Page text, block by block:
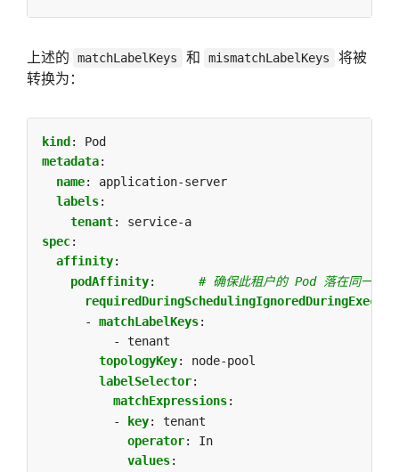
上述的 matchLabelKeys 和 mismatchLabelKeys
将被
转换为：
kind :
Pod
metadata:
name:
application-server
labels:
tenant:
service-a
spec:
affinity:
podAffinity:
# 确保此租户的 Pod 落在同一节
- matchLabelKeys:
- tenant
topologyKey:
node-pool
labelSelector:
matchExpressions:
- key:
tenant
operator:
In
values: